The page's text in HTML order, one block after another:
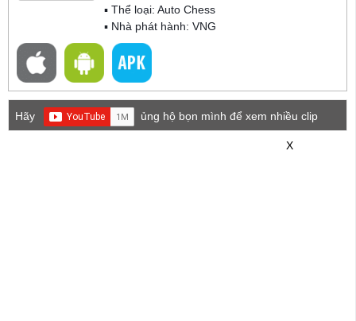
▪ Thể loại: Auto Chess
▪ Nhà phát hành: VNG
Hãy
ủng hộ bọn mình để xem nhiều clip
X